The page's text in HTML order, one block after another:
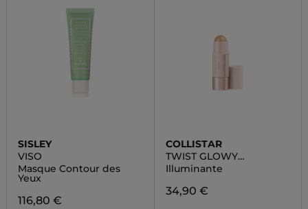
SISLEY
VISO
Masque Contour des
Yeux
116,80 €
COLLISTAR
TWIST GLOWY
HIGHLIGHTER
Illuminante
34,90 €